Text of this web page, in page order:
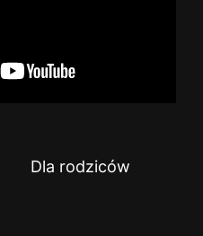
Dla rodziców